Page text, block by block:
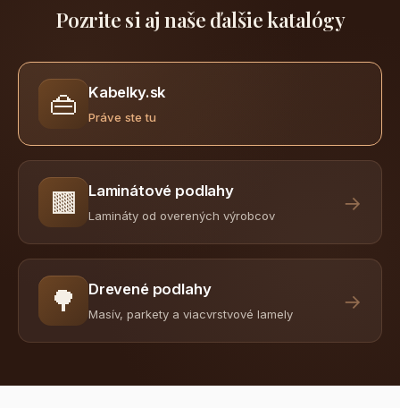
Pozrite si aj naše ďalšie katalógy
👜 Kabelky.sk
Práve ste tu
🟫 Laminátové podlahy
Lamináty od overených výrobcov
→
🌳 Drevené podlahy
Masív, parkety a viacvrstvové lamely
→